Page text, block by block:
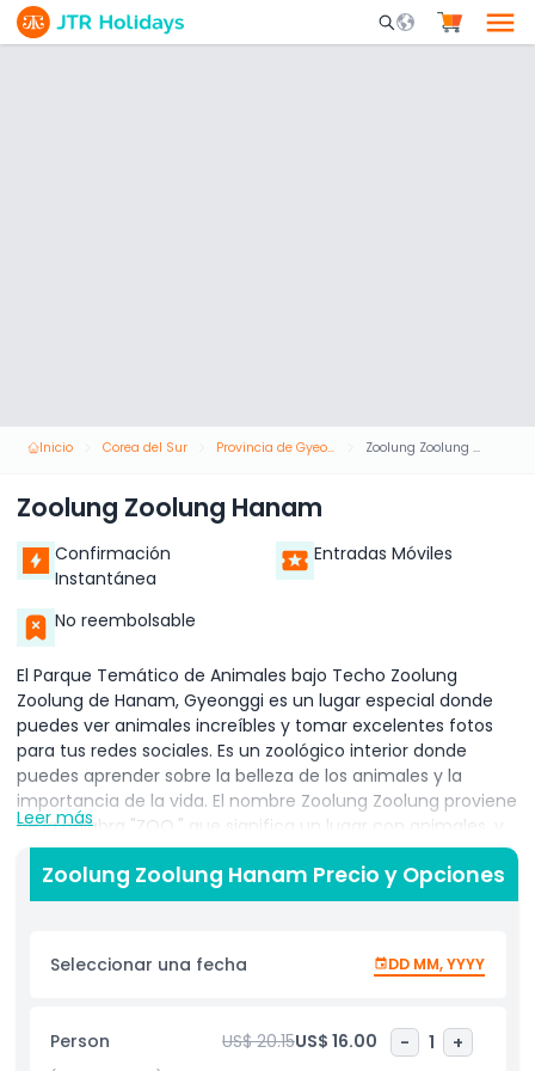
Mobile Search
Inicio Corea del Sur Provincia de Gyeonggi Zoolung Zoolung Hanam
Zoolung Zoolung Hanam
Confirmación
Instantánea
Entradas Móviles
No reembolsable
El Parque Temático de Animales bajo Techo Zoolung
Zoolung de Hanam, Gyeonggi es un lugar especial donde
puedes ver animales increíbles y tomar excelentes fotos
para tus redes sociales. Es un zoológico interior donde
puedes aprender sobre la belleza de los animales y la
importancia de la vida. El nombre Zoolung Zoolung proviene
de la palabra "ZOO," que significa un lugar con animales, y
"Pulmón Verde," que significa un espacio fresco y natural
que brinda oxígeno a la ciudad.
ciudad para que puedas conocer y experimentar animales
tanto niños como adultos pueden disfrutar de la belleza de
la naturaleza sin salir de la ciudad.
Leer más
Zoolung Zoolung Hanam Precio y Opciones
Seleccionar una fecha DD MM, YYYY
Person US$ 20.15US$ 16.00 - 1 +